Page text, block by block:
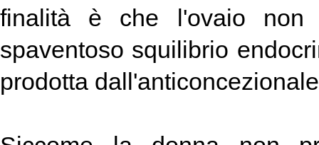
finalità è che l'ovaio
spaventoso squilibrio
prodotta